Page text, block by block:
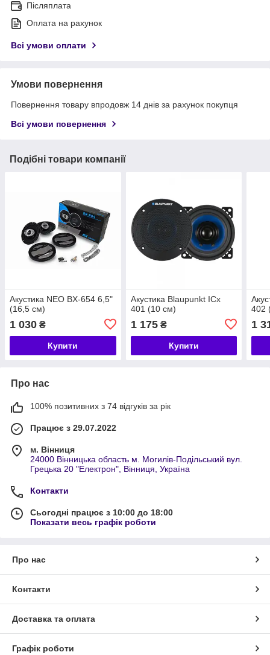
Післяплата
Оплата на рахунок
Всі умови оплати
Умови повернення
Повернення товару впродовж 14 днів за рахунок покупця
Всі умови повернення
Подібні товари компанії
Акустика NEO BX-654 6,5"
(16,5 см)
1 030 ₴
Купити
Акустика Blaupunkt ICx
401 (10 см)
1 175₴
Купити
402
1
Про нас
100% позитивних з 74 відгуків за рік
Працює з 29.07.2022
м. Вінниця
24000 Вінницька область м. Могилів-Подільський вул.
Грецька 20 "Електрон", Вінниця, Україна
Контакти
Сьогодні працює з 10:00 до 18:00
Показати весь графік роботи
Про нас
Контакти
Доставка та оплата
Графік роботи